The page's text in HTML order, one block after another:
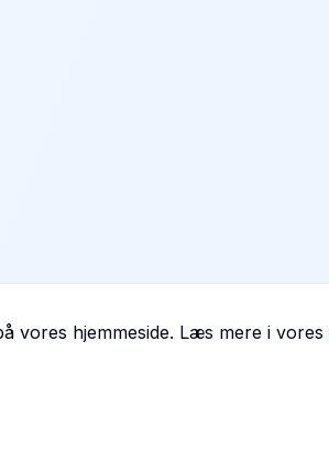
vores hjemmeside. Læs mere i vores